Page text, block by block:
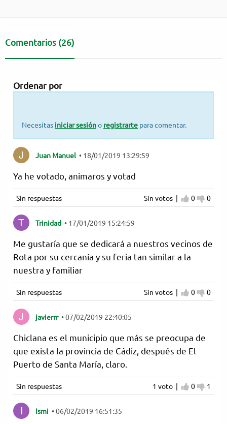
Comentarios (26)
Ordenar por
Necesitas iniciar sesióno registrarte para comentar.
Juan Manuel • 18/01/2019 13:29:59
Ya he votado, animaros y votad
Sin votos | Estoy de
0 No
0
Sin respuestas
Trinidad • 17/01/2019 15:24:59
Me gustaría que se dedicará a nuestros vecinos de
Rota por su cercanía y su feria tan similar a la
nuestra y familiar
Sin votos | Estoy de
0 No
0
Sin respuestas
javierrr•07/02/2019 22:40:05
Chiclana es el municipio que más se preocupa de
que exista la provincia de Cádiz, después de El
Puerto de Santa María, claro.
1 voto | Estoy de
0 No
1
Sin respuestas
Ismi •06/02/2019 16:51:35